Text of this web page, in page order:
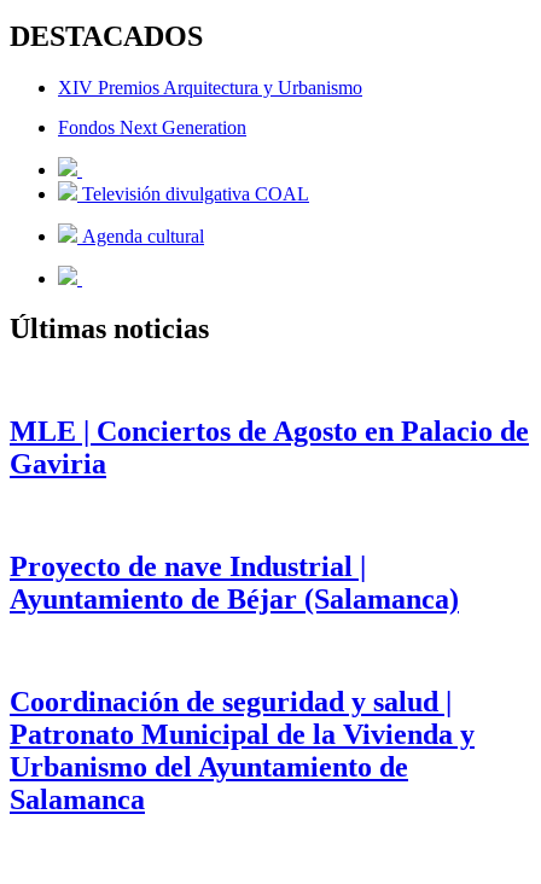
DESTACADOS
XIV Premios Arquitectura y Urbanismo
Fondos Next Generation
Televisión divulgativa COAL
Agenda cultural
Últimas noticias
MLE | Conciertos de Agosto en Palacio de
Gaviria
Proyecto de nave Industrial |
Ayuntamiento de Béjar (Salamanca)
Coordinación de seguridad y salud |
Patronato Municipal de la Vivienda y
Urbanismo del Ayuntamiento de
Salamanca